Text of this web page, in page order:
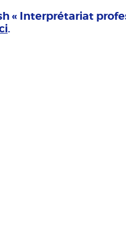
« Interprétariat
.